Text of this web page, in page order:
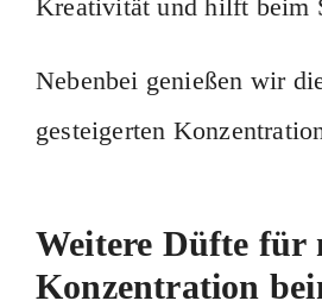
Kreativität und hilft beim
Nebenbei genießen wir
gesteigerten
Weitere Düfte für
Konzentration